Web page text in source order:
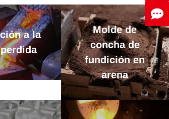
a la
Molde de
concha de
fundición en
arena